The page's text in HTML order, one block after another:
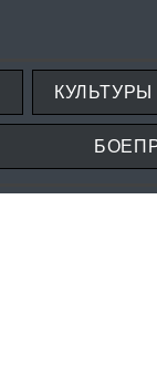
КУЛЬТУРЫ